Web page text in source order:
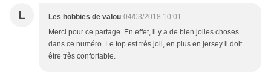
L Les hobbies de valou 04/03/2018 10:01
Merci pour ce partage. En effet, il y a de bien jolies choses
dans ce numéro. Le top est très joli, en plus en jersey il doit
être très confortable.